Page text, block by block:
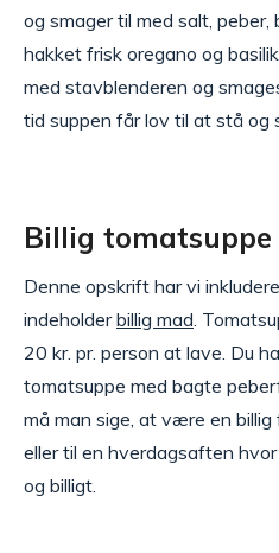
og smager til med salt, peber,
hakket frisk oregano og
med stavblenderen og
tid suppen får lov til at stå og
Billig tomatsuppe
Denne opskrift har vi
indeholderbillig mad .
20 kr. pr. person at lave. Du
tomatsuppe med bagte
må man sige, at være en
eller til en hverdagsaften
og billigt.